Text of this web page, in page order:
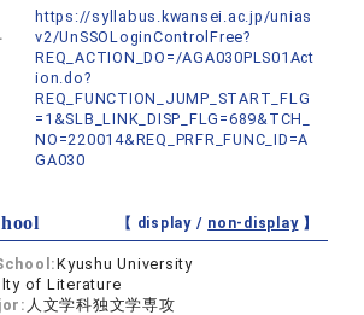
https://syllabus.kwansei.ac.jp/unias
v2/UnSSOLoginControlFree?
REQ_ACTION_DO=/AGA030PLS01Act
ion.do?
REQ_FUNCTION_JUMP_START_FLG
=1&SLB_LINK_DISP_FLG=689&TCH_
NO=220014&REQ_PRFR_FUNC_ID=A
GA030
【 display / non-display】
Kyushu University
of Literature
人文学科独文学専攻